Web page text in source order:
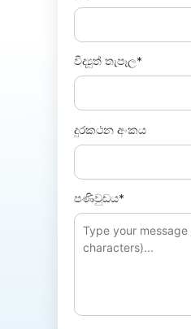
විද්‍යුත් තැපෑල*
දුරකථන අංකය
පණිවුඩය*